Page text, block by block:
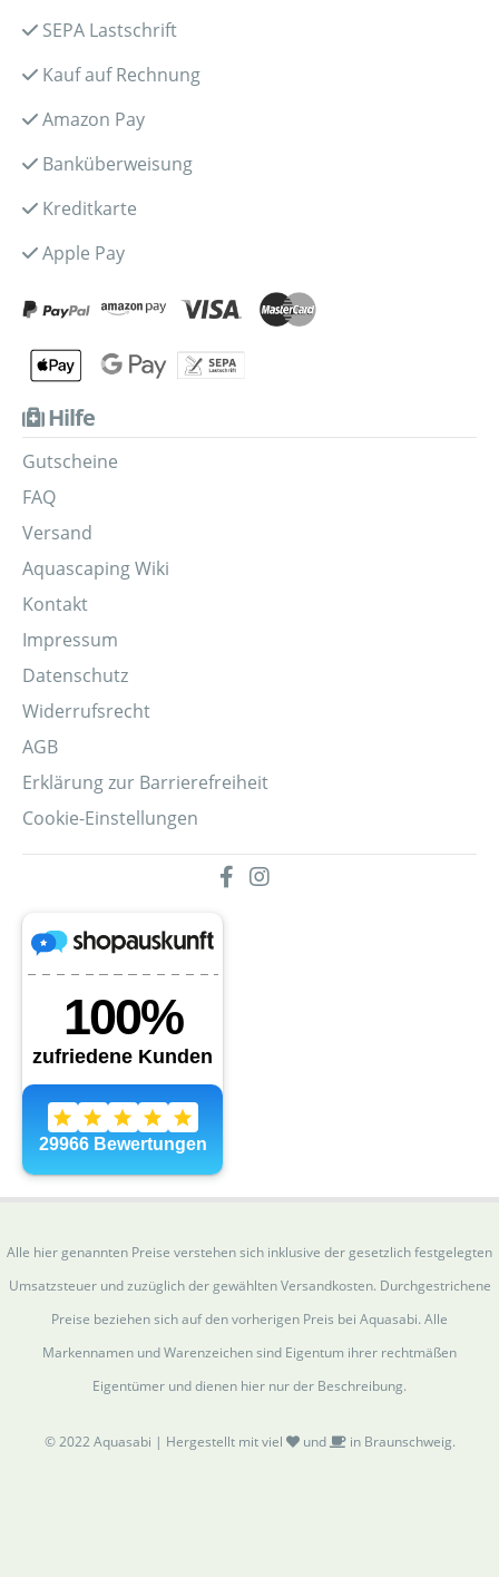
SEPA Lastschrift
Kauf auf Rechnung
Amazon Pay
Banküberweisung
Kreditkarte
Apple Pay
Hilfe
Gutscheine
FAQ
Versand
Aquascaping Wiki
Kontakt
Impressum
Datenschutz
Widerrufsrecht
AGB
Erklärung zur Barrierefreiheit
Cookie-Einstellungen
Alle hier genannten Preise verstehen sich inklusive der gesetzlich festgelegten
Umsatzsteuer und zuzüglich der gewählten Versandkosten. Durchgestrichene
Preise beziehen sich auf den vorherigen Preis bei Aquasabi. Alle
Markennamen und Warenzeichen sind Eigentum ihrer rechtmäßen
Eigentümer und dienen hier nur der Beschreibung.
© 2022 Aquasabi | Hergestellt mit viel und in Braunschweig.